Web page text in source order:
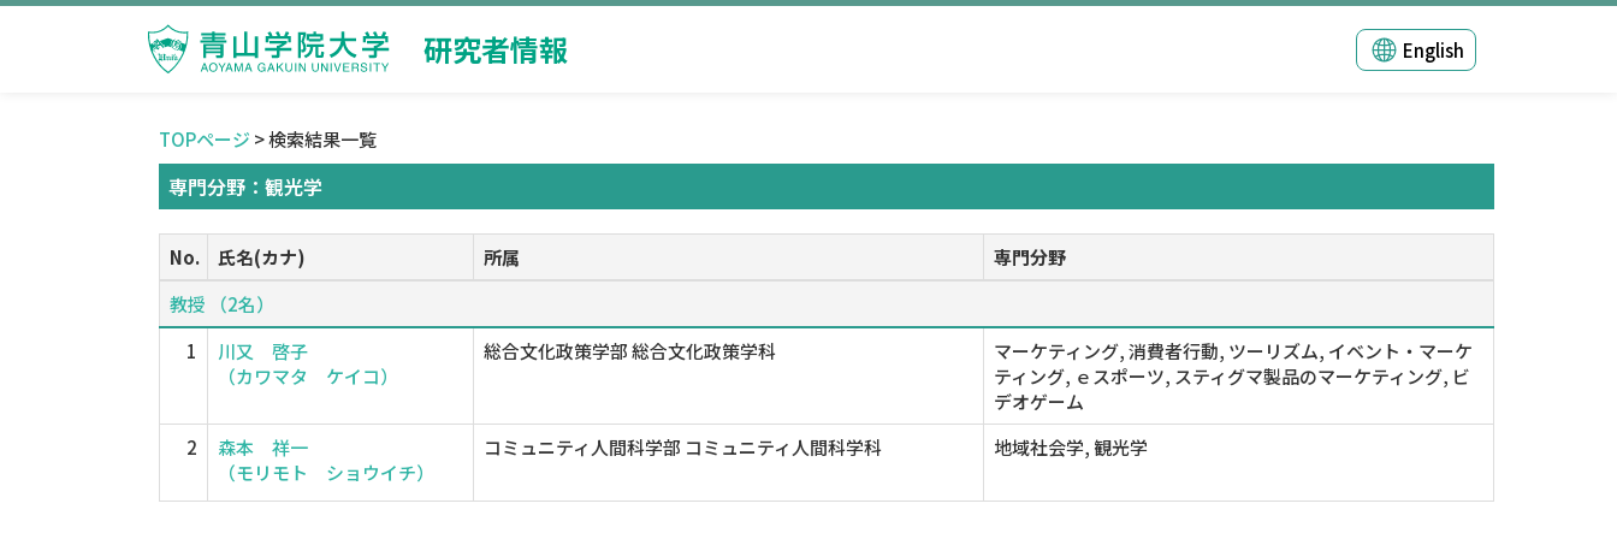
研究者情報 English
TOPページ > 検索結果一覧
専門分野：観光学
No. 氏名(カナ) 所属
専門分野
教授 （2名）
1
川又 啓子
（カワマタ ケイコ）
総合文化政策学部 総合文化政策学科
マーケティング, 消費者行動, ツーリズム, イベント・マーケ
ティング, ｅスポーツ, スティグマ製品のマーケティング, ビ
デオゲーム
2
森本 祥一
（モリモト ショウイチ）
コミュニティ人間科学部 コミュニティ人間科学科 地域社会学, 観光学